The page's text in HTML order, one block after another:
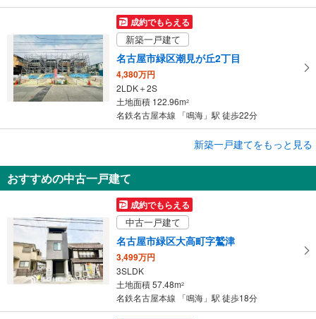
成約でもらえる
新築一戸建て
名古屋市緑区潮見が丘2丁目
4,380万円
2LDK＋2S
土地面積 122.96m2
名鉄名古屋本線 「鳴海」駅 徒歩22分
名古屋市緑区潮見が丘2丁目
4,380万円
2LDK＋2S
土地面積 124.28m
名鉄名古屋本線 「鳴海」駅 徒歩22分
新築一戸建てをもっと見る
おすすめの中古一戸建て
成約でもらえる
中古一戸建て
名古屋市緑区大高町字鷲津
3,499万円
3SLDK
土地面積 57.48m2
名鉄名古屋本線 「鳴海」駅 徒歩18分